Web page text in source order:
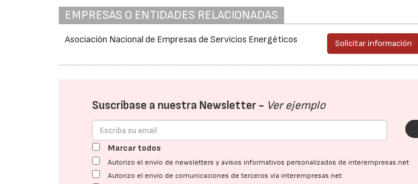
EMPRESAS O ENTIDADES RELACIONADAS
Asociación Nacional de Empresas de Servicios Energéticos Solicitar información
Suscríbase a nuestra Newsletter - Ver ejemplo
Marcar todos
Autorizo el envío de newsletters y avisos informativos personalizados de interempresas.net
Autorizo el envío de comunicaciones de terceros vía interempresas.net